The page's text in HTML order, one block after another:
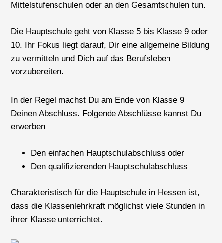
Mittelstufenschulen oder an den Gesamtschulen tun.
Die Hauptschule geht von Klasse 5 bis Klasse 9 oder
10. Ihr Fokus liegt darauf, Dir eine allgemeine Bildung
zu vermitteln und Dich auf das Berufsleben
vorzubereiten.
In der Regel machst Du am Ende von Klasse 9
Deinen Abschluss. Folgende Abschlüsse kannst Du
erwerben
Den einfachen Hauptschulabschluss oder
Den qualifizierenden Hauptschulabschluss
Charakteristisch für die Hauptschule in Hessen ist,
dass die Klassenlehrkraft möglichst viele Stunden in
ihrer Klasse unterrichtet.